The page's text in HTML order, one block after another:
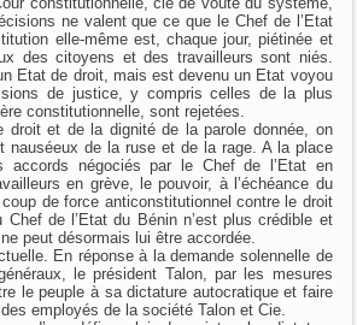
ne valent que ce que le Chef de l’Etat
elle-même est, chaque jour, piétinée et
des citoyens et des travailleurs sont niés.
Etat de droit, mais est devenu un Etat voyou
de justice, y compris celles de la plus
constitutionnelle, sont rejetées.
droit et de la dignité de la parole donnée, on
nauséeux de la ruse et de la rage. A la place
accords négociés par le Chef de l’Etat en
en grève, le pouvoir, à l’échéance du
de force anticonstitutionnel contre le droit
de l’Etat du Bénin n’est plus crédible et
peut désormais lui être accordée.
En réponse à la demande solennelle de
le président Talon, par les mesures
le peuple à sa dictature autocratique et faire
employés de la société Talon et Cie.